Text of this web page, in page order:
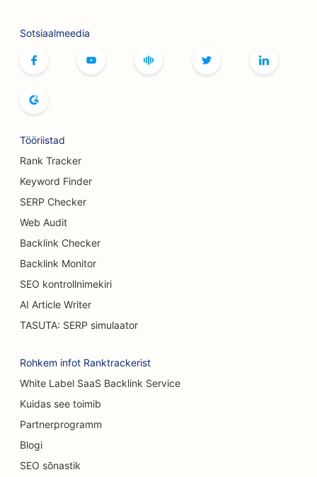
SEO leivaküpsetiste jaoks
SEO rindade suurendamise teenuste jaoks
SEO buffet-restoranidele
SEO Burgeri veoautodele
SEO Koogipoodide jaoks
SEO põletuskirurgidele
SEO autopesulate jaoks
SEO kohvikutele
SEO vaipade ja põrandakattematerjalide
kauplustele
SEO Casual Dining restoranidele
SEO keemilise koorimise teenuste jaoks
Sotsiaalmeedia
Tööriistad
Rank Tracker
Keyword Finder
SERP Checker
Web Audit
Backlink Checker
Backlink Monitor
SEO kontrollnimekiri
AI Article Writer
TASUTA: SERP simulaator
Rohkem infot Ranktrackerist
White Label SaaS Backlink Service
Kuidas see toimib
Partnerprogramm
Blogi
SEO sõnastik